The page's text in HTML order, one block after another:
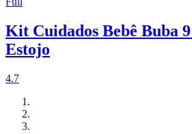
Kit Cuidados Bebê Buba 9
Estojo
4.7